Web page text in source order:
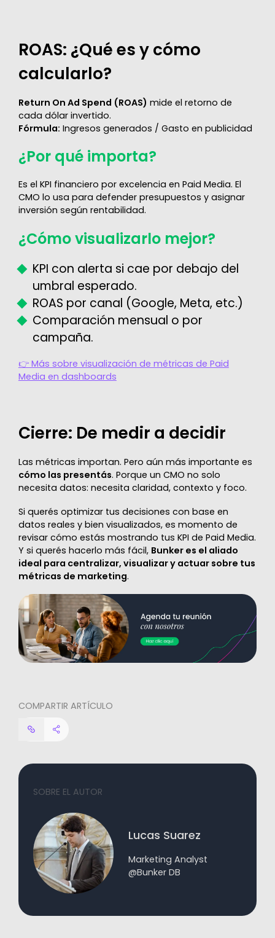
ROAS: ¿Qué es y cómo
calcularlo?
Return On Ad Spend (ROAS) mide el retorno de
cada dólar invertido.
Fórmula: Ingresos generados / Gasto en publicidad
¿Por qué importa?
Es el KPI financiero por excelencia en Paid Media. El
CMO lo usa para defender presupuestos y asignar
inversión según rentabilidad.
¿Cómo visualizarlo mejor?
KPI con alerta si cae por debajo del
umbral esperado.
ROAS por canal (Google, Meta, etc.)
Comparación mensual o por
campaña.
👉 Más sobre visualización de métricas de Paid
Media en dashboards
Cierre: De medir a decidir
Las métricas importan. Pero aún más importante es
cómo las presentás. Porque un CMO no solo
necesita datos: necesita claridad, contexto y foco.
Si querés optimizar tus decisiones con base en
datos reales y bien visualizados, es momento de
revisar cómo estás mostrando tus KPI de Paid Media.
Y si querés hacerlo más fácil, Bunker es el aliado
ideal para centralizar, visualizar y actuar sobre tus
métricas de marketing.
COMPARTIR ARTÍCULO
SOBRE EL AUTOR
Lucas Suarez
Marketing Analyst
@Bunker DB